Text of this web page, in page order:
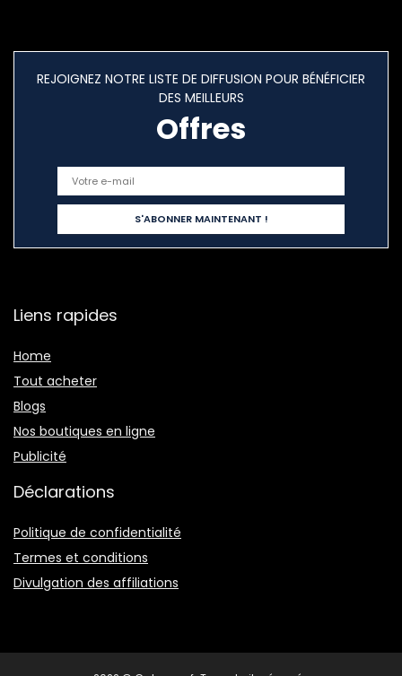
REJOIGNEZ NOTRE LISTE DE DIFFUSION POUR BÉNÉFICIER
DES MEILLEURS
Offres
Liens rapides
Home
Tout acheter
Blogs
Nos boutiques en ligne
Publicité
Déclarations
Politique de confidentialité
Termes et conditions
Divulgation des affiliations